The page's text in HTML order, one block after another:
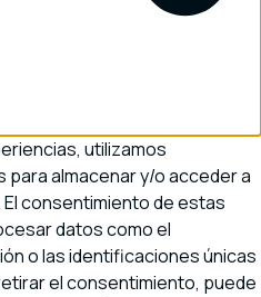
utilizamos
almacenar y/o acceder a
consentimiento de estas
datos como el
o las identificaciones únicas
el consentimiento, puede